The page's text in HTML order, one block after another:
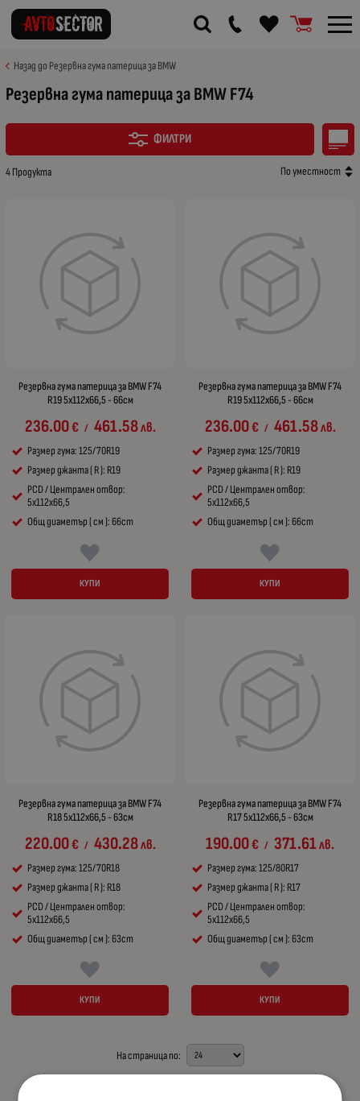
Назад до Резервна гума патерица за BMW
Резервна гума патерица за BMW F74
ФИЛТРИ
4 Продукта По уместност
Резервна гума патерица за BMW F74
R19 5x112x66,5 - 66см
236.00€ / 461.58лв.
Размер гума: 125/70R19
Размер джанта ( R ): R19
PCD / Централен отвор:
5x112x66,5
Общ диаметър ( см ): 66cm
КУПИ
Резервна гума патерица за BMW F74
R19 5x112x66,5 - 66см
236.00€ / 461.58лв.
Размер гума: 125/70R19
Размер джанта ( R ): R19
PCD / Централен отвор:
5x112x66,5
Общ диаметър ( см ): 66cm
КУПИ
Резервна гума патерица за BMW F74
R18 5x112x66,5 - 63см
220.00€ / 430.28лв.
Размер гума: 125/70R18
Размер джанта ( R ): R18
PCD / Централен отвор:
5x112x66,5
Общ диаметър ( см ): 63cm
КУПИ
Резервна гума патерица за BMW F74
R17 5x112x66,5 - 63см
190.00€ / 371.61лв.
Размер гума: 125/80R17
Размер джанта ( R ): R17
PCD / Централен отвор:
5x112x66,5
Общ диаметър ( см ): 63cm
КУПИ
На страница по: